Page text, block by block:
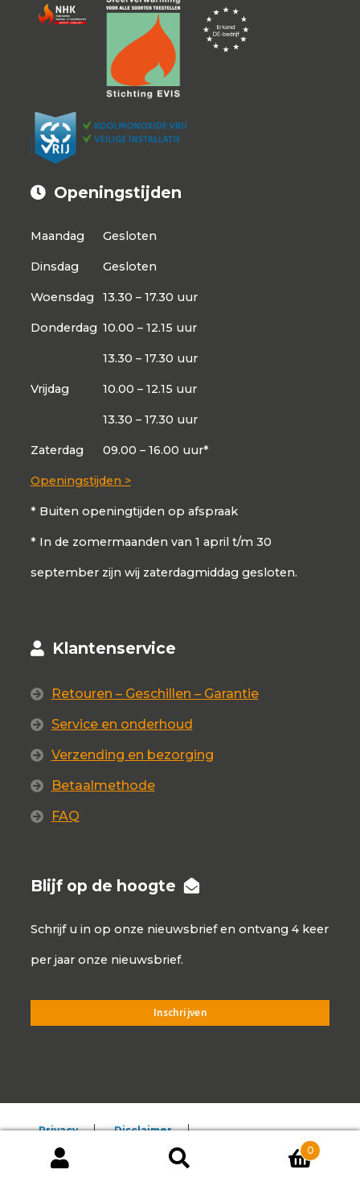
Openingstijden
Maandag Gesloten
Dinsdag Gesloten
Woensdag 13.30 – 17.30 uur
Donderdag 10.00 – 12.15 uur
13.30 – 17.30 uur
Vrijdag 10.00 – 12.15 uur
13.30 – 17.30 uur
Zaterdag 09.00 – 16.00 uur*
Openingstijden >
* Buiten openingtijden op afspraak
* In de zomermaanden van 1 april t/m 30
september zijn wij zaterdagmiddag gesloten.
Klantenservice
Retouren – Geschillen – Garantie
Service en onderhoud
Verzending en bezorging
Betaalmethode
FAQ
Blijf op de hoogte
Schrijf u in op onze nieuwsbrief en ontvang 4 keer
per jaar onze nieuwsbrief.
Producten
0
Privacy
Disclaimer
Algemene voorwaarden